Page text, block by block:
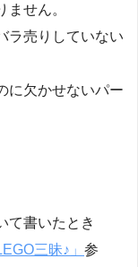
せん。
ラ売りしていない
に欠かせないパー
て書いたとき
三昧♪」 参